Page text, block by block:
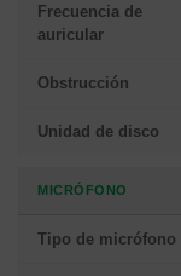
Frecuencia de
auricular
Obstrucción
Unidad de disco
MICRÓFONO
Tipo de micrófono